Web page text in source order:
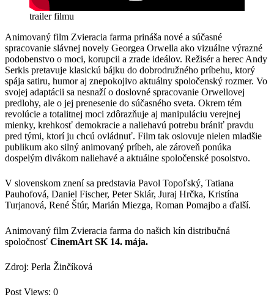
trailer filmu
Animovaný film Zvieracia farma prináša nové a súčasné
spracovanie slávnej novely Georgea Orwella ako vizuálne výrazné
podobenstvo o moci, korupcii a zrade ideálov. Režisér a herec Andy
Serkis pretavuje klasickú bájku do dobrodružného príbehu, ktorý
spája satiru, humor aj znepokojivo aktuálny spoločenský rozmer. Vo
svojej adaptácii sa nesnaží o doslovné spracovanie Orwellovej
predlohy, ale o jej prenesenie do súčasného sveta. Okrem tém
revolúcie a totalitnej moci zdôrazňuje aj manipuláciu verejnej
mienky, krehkosť demokracie a naliehavú potrebu brániť pravdu
pred tými, ktorí ju chcú ovládnuť. Film tak oslovuje nielen mladšie
publikum ako silný animovaný príbeh, ale zároveň ponúka
dospelým divákom naliehavé a aktuálne spoločenské posolstvo.
V slovenskom znení sa predstavia Pavol Topoľský, Tatiana
Pauhofová, Daniel Fischer, Peter Sklár, Juraj Hrčka, Kristína
Turjanová, René Štúr, Marián Miezga, Roman Pomajbo a ďalší.
Animovaný film Zvieracia farma do našich kín distribučná
spoločnosť CinemArt SK 14. mája.
Zdroj: Perla Žinčíková
Post Views: 0